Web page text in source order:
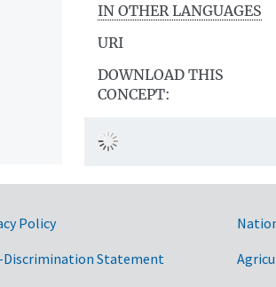
IN OTHER LANGUAGES
URI
DOWNLOAD THIS
CONCEPT:
Policy
Discrimination Statement